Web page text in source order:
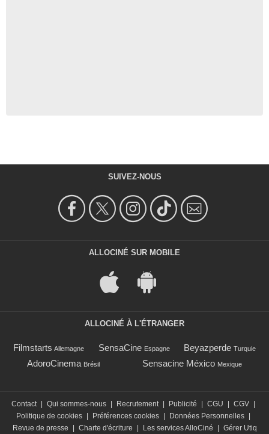
SUIVEZ-NOUS
ALLOCINÉ SUR MOBILE
ALLOCINÉ À L'ÉTRANGER
Filmstarts Allemagne SensaCine Espagne Beyazperde Turquie
AdoroCinema Brésil Sensacine México Mexique
Contact Qui sommes-nous Recrutement Publicité CGU CGV
Politique de cookies
Préférences cookies Données Personnelles
Revue de presse
Charte d'écriture Les services AlloCiné Gérer Utiq